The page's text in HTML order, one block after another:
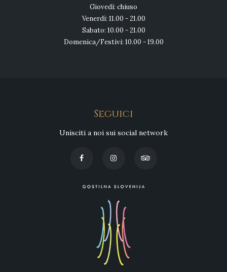
Giovedì: chiuso
Venerdì: 11.00 - 21.00
Sabato: 10.00 - 21.00
Domenica/Festivi: 10.00 - 19.00
Seguici
Unisciti a noi sui social network